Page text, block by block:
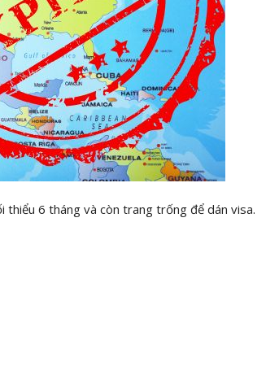
thiểu 6 tháng và còn trang trống để dán visa.